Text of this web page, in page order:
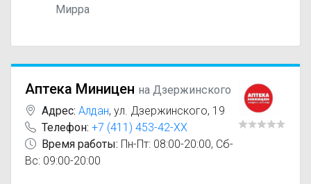
Мирра
Аптека Миницен на Дзержинского
Адрес: Алдан, ул. Дзержинского, 19
Телефон: +7 (411) 453-42-XX
Время работы: Пн-Пт: 08:00-20:00, Сб-
Вс: 09:00-20:00